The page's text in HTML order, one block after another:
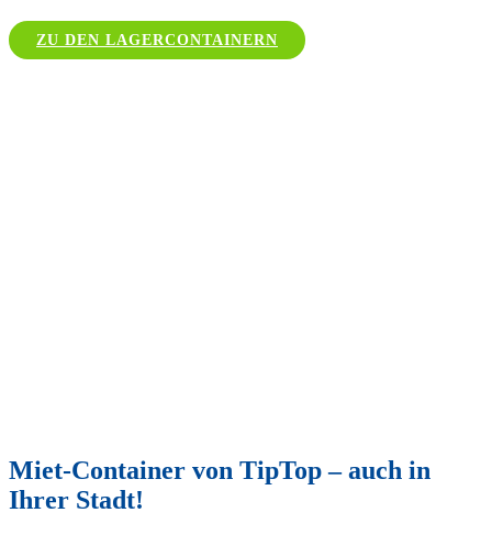
ZU DEN LAGERCONTAINERN
Miet-Container von TipTop – auch in
Ihrer Stadt!